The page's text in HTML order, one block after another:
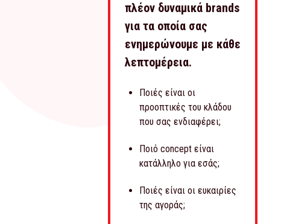
πλέον δυναμικά brands
για τα οποία σας
ενημερώνουμε με κάθε
λεπτομέρεια.
Ποιές είναι οι
προοπτικές του κλάδου
που σας ενδιαφέρει;
Ποιό concept είναι
κατάλληλο για εσάς;
Ποιές είναι οι ευκαιρίες
της αγοράς;